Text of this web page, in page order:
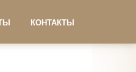
КОНТАКТЫ